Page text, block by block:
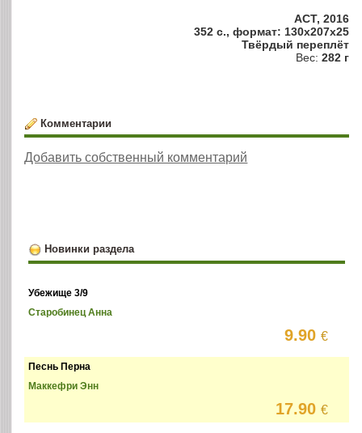
АСТ, 2016
352 с., формат: 130x207x25
Твёрдый переплёт
Вес: 282 г
Комментарии
Добавить собственный комментарий
Новинки раздела
Убежище 3/9
Старобинец Анна
9.90€
Песнь Перна
Маккефри Энн
17.90€